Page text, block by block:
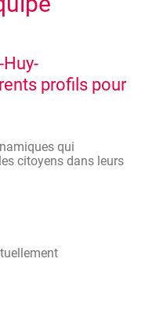
profils pour
qui
citoyens dans leurs